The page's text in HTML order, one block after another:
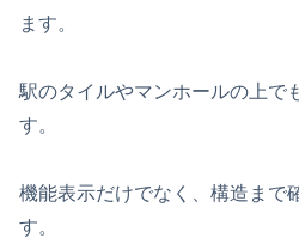
ます。
駅のタイルやマンホールの上で
す。
機能表示だけでなく、構造まで
す。